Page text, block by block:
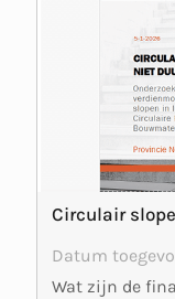
Circulair
Datum
Wat zijn de